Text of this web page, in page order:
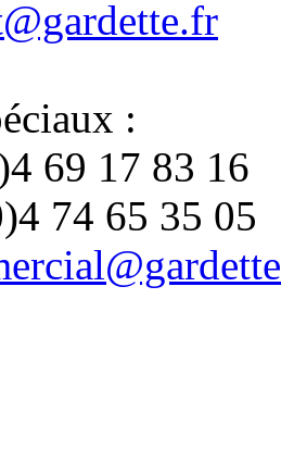
:
69 17 83 16
74 65 35 05